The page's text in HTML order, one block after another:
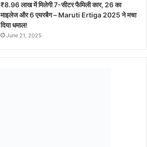
₹8.96 लाख में मिलेगी 7-सीटर फैमिली कार, 26 का
माइलेज और 6 एयरबैग – Maruti Ertiga 2025 ने मचा
दिया धमाल!
June 21, 2025